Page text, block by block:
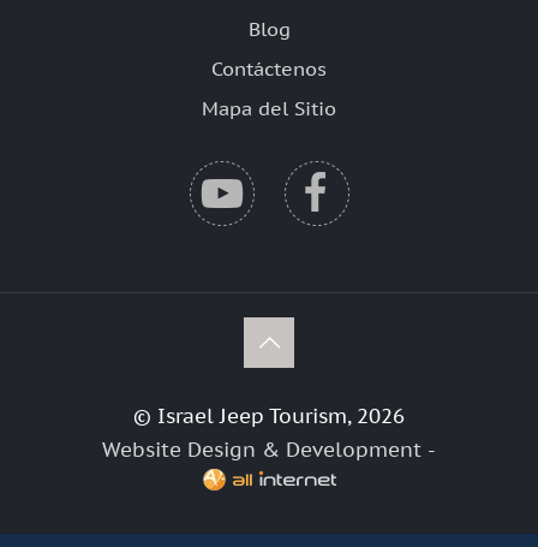
Blog
Contáctenos
Mapa del Sitio
© Israel Jeep Tourism, 2026
Website Design & Development -